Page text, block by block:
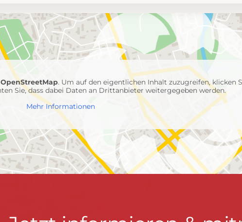
OpenStreetMap. Um auf den eigentlichen Inhalt zuzugreifen, klicken
Sie, dass dabei Daten an Drittanbieter weitergegeben werden.
Mehr Informationen